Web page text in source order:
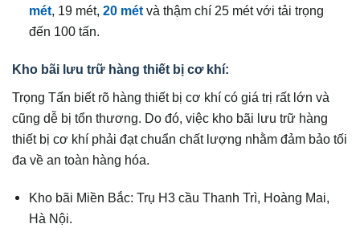
mét, 19 mét,20 mét và thậm chí 25 mét với tải trọng
đến 100 tấn.
Kho bãi lưu trữ hàng thiết bị cơ khí:
Trọng Tấn biết rõ hàng thiết bị cơ khí có giá trị rất lớn và
cũng dễ bị tổn thương. Do đó, việc kho bãi lưu trữ hàng
thiết bị cơ khí phải đạt chuẩn chất lượng nhằm đảm bảo tối
đa về an toàn hàng hóa.
Kho bãi Miền Bắc: Trụ H3 cầu Thanh Trì, Hoàng Mai,
Hà Nội.